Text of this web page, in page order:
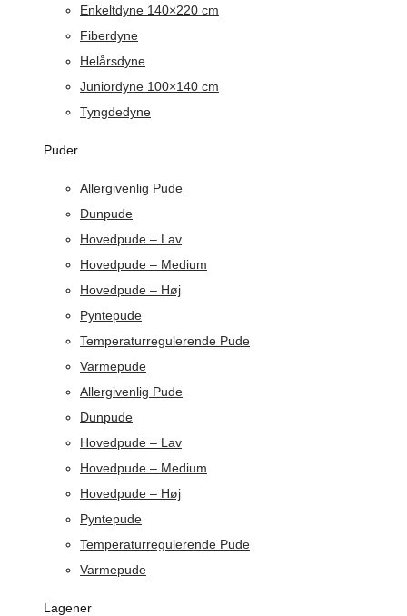
Enkeltdyne 140×220 cm
Fiberdyne
Helårsdyne
Juniordyne 100×140 cm
Tyngdedyne
Puder
Allergivenlig Pude
Dunpude
Hovedpude – Lav
Hovedpude – Medium
Hovedpude – Høj
Pyntepude
Temperaturregulerende Pude
Varmepude
Allergivenlig Pude
Dunpude
Hovedpude – Lav
Hovedpude – Medium
Hovedpude – Høj
Pyntepude
Temperaturregulerende Pude
Varmepude
Lagener